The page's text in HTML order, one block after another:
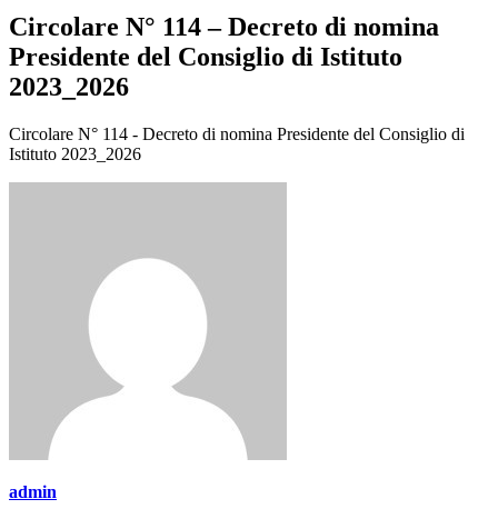
Circolare N° 114 – Decreto di nomina
Presidente del Consiglio di Istituto
2023_2026
Circolare N° 114 - Decreto di nomina Presidente del Consiglio di
Istituto 2023_2026
admin